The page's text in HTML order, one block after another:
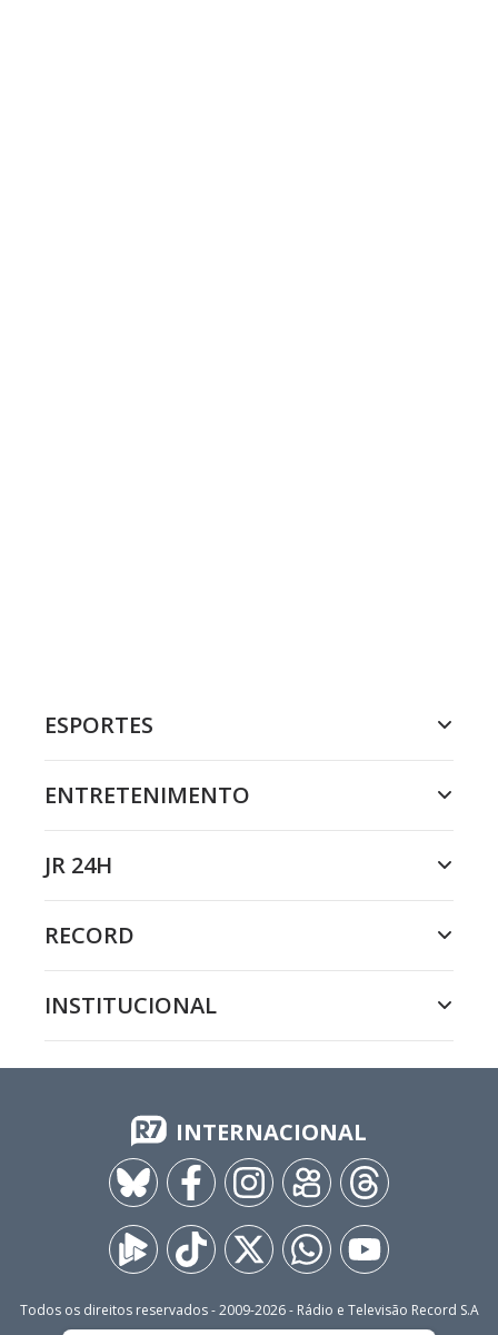
ESPORTES
ENTRETENIMENTO
JR 24H
RECORD
INSTITUCIONAL
INTERNACIONAL
Todos os direitos reservados - 2009-2026- Rádio e Televisão Record S.A